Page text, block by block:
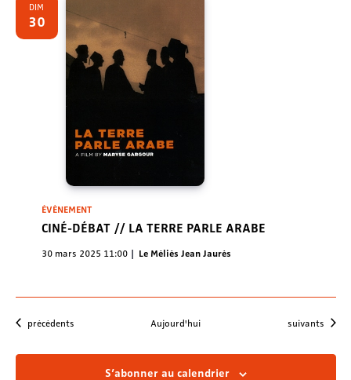
DIM
30
ÉVÈNEMENT
CINÉ-DÉBAT // LA TERRE PARLE ARABE
30 mars 2025 11:00 Le Méliès Jean Jaurès
Évènements
précédents Aujourd'hui Évènements
suivants
S’abonner au calendrier